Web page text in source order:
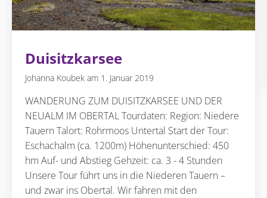
Duisitzkarsee
Johanna Koubek 1. Januar 2019
WANDERUNG ZUM DUISITZKARSEE UND DER
NEUALM IM OBERTAL Tourdaten: Region: Niedere
Tauern Talort: Rohrmoos Untertal Start der Tour:
Eschachalm (ca. 1200m) Höhenunterschied: 450
hm Auf- und Abstieg Gehzeit: ca. 3 - 4 Stunden
Unsere Tour führt uns in die Niederen Tauern –
und zwar ins Obertal. Wir fahren mit den